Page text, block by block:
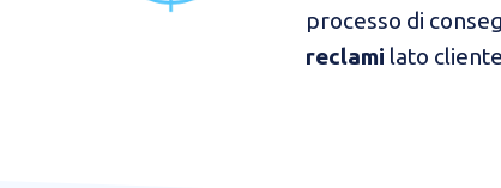
processo di
reclami lato